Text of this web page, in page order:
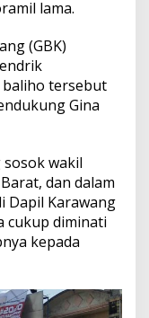
lama.
(GBK)
baliho tersebut
Gina
sosok wakil
dan dalam
Dapil Karawang
cukup diminati
kepada